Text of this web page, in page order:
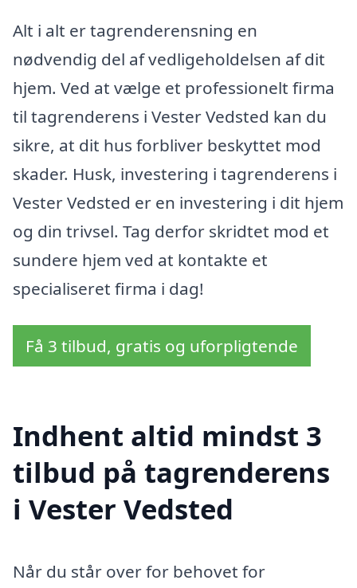
Alt i alt er tagrenderensning en
nødvendig del af vedligeholdelsen af dit
hjem. Ved at vælge et professionelt firma
til tagrenderens i Vester Vedsted kan du
sikre, at dit hus forbliver beskyttet mod
skader. Husk, investering i tagrenderens i
Vester Vedsted er en investering i dit hjem
og din trivsel. Tag derfor skridtet mod et
sundere hjem ved at kontakte et
specialiseret firma i dag!
Få 3 tilbud, gratis og uforpligtende
Indhent altid mindst 3
tilbud på tagrenderens
i Vester Vedsted
Når du står over for behovet for